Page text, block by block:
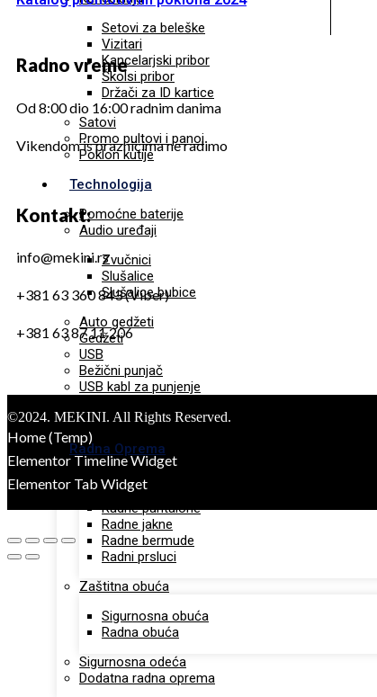
Setovi za beleške
Vizitari
Kancelarjski pribor
Školsi pribor
Držači za ID kartice
Satovi
Promo pultovi i panoi
Poklon kutije
Technologija
Pomoćne baterije
Audio uređaji
Zvučnici
Slušalice
Slušalice bubice
Auto gedžeti
Gedžeti
USB
Bežični punjač
USB kabl za punjenje
Tech portfolio
Radna Oprema
Radna odeća
Radne pantalone
Radne jakne
Radne bermude
Radni prsluci
Zaštitna obuća
Sigurnosna obuća
Radna obuća
Sigurnosna odeća
Dodatna radna oprema
Radno vreme
Od 8:00 dio 16:00 radnim danima
Vikendom is praznicima ne radimo
Kontakt:
info@mekini.rs
+381 63 360 843 (Viber)
+381 63 87 11 206
©2024. MEKINI. All Rights Reserved.
Home (Temp)
Elementor Timeline Widget
Elementor Tab Widget